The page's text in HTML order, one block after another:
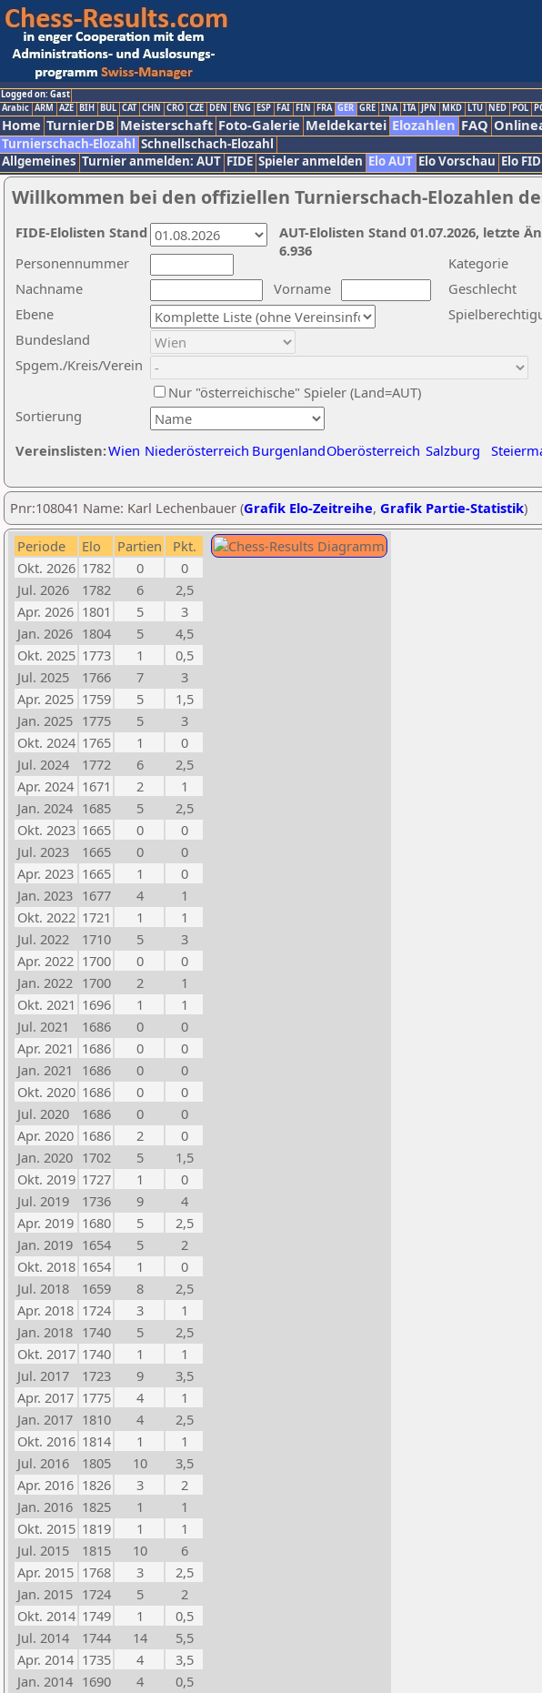
Logged on: Gast
Arabic ARM AZE BIH BUL CAT CHN CRO CZE DEN ENG ESP FAI FIN FRA GER GRE INA ITA JPN MKD LTU NED POL
Home TurnierDB Meisterschaft Foto-Galerie Meldekartei Elozahlen FAQ
Turnierschach-Elozahl Schnellschach-Elozahl
Allgemeines Turnier anmelden: AUT FIDE Spieler anmelden Elo AUT Elo Vorschau Elo
Willkommen bei den offiziellen Turnierschach-Elozahlen
Nachname
Vorname
Ebene
Kategorie
Sortierung
Personennummer
Bundesland
Spgem./Kreis/Verein
Geschlecht
Nur "österreichische" Spieler (Land=AUT)
Vereinslisten:Wien Niederösterreich BurgenlandOberösterreich Salzburg
AUT-Elolisten Stand 01.07.2026, letzte
6.936
FIDE-Elolisten Stand
Pnr:108041 Name: Karl Lechenbauer (Grafik Elo-Zeitreihe, Grafik Partie-Statistik)
Periode Elo Partien
Pkt.
Okt. 2026 1782 0
0
Jul. 2026
1782 6
2,5
Apr. 2026 1801 5
3
Jan. 2026 1804 5
4,5
Okt. 2025 1773 1
0,5
Jul. 2025
1766 7
3
Apr. 2025 1759 5
1,5
Jan. 2025 1775 5
3
Okt. 2024 1765 1
0
Jul. 2024
1772 6
2,5
Apr. 2024 1671 2
1
Jan. 2024 1685 5
2,5
Okt. 2023 1665 0
0
Jul. 2023
1665 0
0
Apr. 2023 1665 1
0
Jan. 2023 1677 4
1
Okt. 2022 1721 1
1
Jul. 2022
1710 5
3
Apr. 2022 1700 0
0
Jan. 2022 1700 2
1
Okt. 2021 1696 1
1
Jul. 2021
1686 0
0
Apr. 2021 1686 0
0
Jan. 2021
1686 0
0
Okt. 2020 1686 0
0
Jul. 2020
1686 0
0
Apr. 2020 1686 2
0
Jan. 2020 1702 5
1,5
Okt. 2019 1727 1
0
Jul. 2019
1736 9
4
Apr. 2019 1680 5
2,5
Jan. 2019 1654 5
2
Okt. 2018 1654 1
0
Jul. 2018
1659 8
2,5
Apr. 2018 1724 3
1
Jan. 2018 1740 5
2,5
Okt. 2017 1740 1
1
Jul. 2017
1723 9
3,5
Apr. 2017 1775 4
1
Jan. 2017 1810 4
2,5
Okt. 2016 1814 1
1
Jul. 2016
1805 10
3,5
Apr. 2016 1826 3
2
Jan. 2016 1825 1
1
Okt. 2015 1819 1
1
Jul. 2015
1815 10
6
Apr. 2015 1768 3
2,5
Jan. 2015 1724 5
2
Okt. 2014 1749 1
0,5
Jul. 2014
1744 14
5,5
Apr. 2014 1735 4
3,5
Jan. 2014 1690 4
0,5